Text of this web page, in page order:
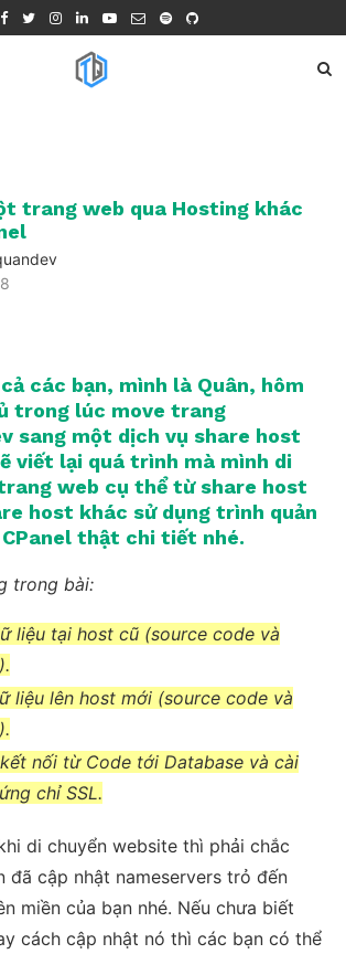
trang web qua Hosting khác
các bạn, mình là Quân, hôm
trong lúc move trang
sang một dịch vụ share host
viết lại quá trình mà mình di
web cụ thể từ share host
host khác sử dụng trình quản
thật chi tiết nhé.
trong bài:
liệu tại host cũ (source code và
liệu lên host mới (source code và
nối từ Code tới Database và cài
chỉ SSL.
di chuyển website thì phải chắc
đã cập nhật nameservers trỏ đến
miền của bạn nhé. Nếu chưa biết
cách cập nhật nó thì các bạn có thể